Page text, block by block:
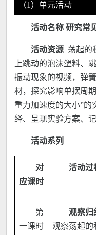
（1）单元活动
活动名称 研究常
活动资源 荡起的
上跳动的泡沫塑料、
振动现象的视频，弹
材，探究影响单摆周
重力加速度的大小”的
绎、呈现实验方案、
活动系列
对
应课时
活动过
第
一课时
观察归
观察荡起的